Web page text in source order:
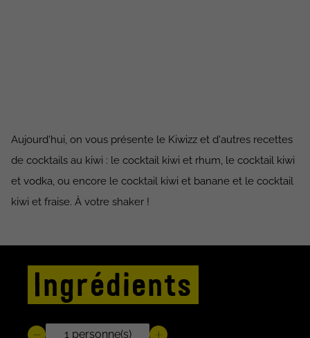
Aujourd'hui, on vous présente le Kiwizz et d'autres recettes
de cocktails au kiwi : le cocktail kiwi et rhum, le cocktail kiwi
et vodka, ou encore le cocktail kiwi et banane et le cocktail
kiwi et fraise. À votre shaker !
Ingrédients